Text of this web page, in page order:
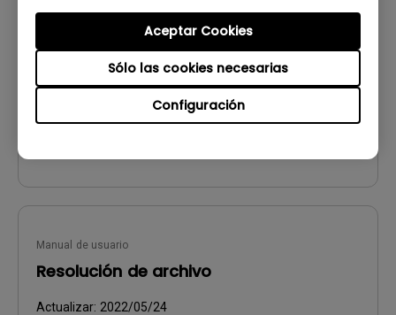
Configuración
Sólo las cookies necesarias
Aceptar Cookies
2026/08/07
Idioma:
Tamaño de archivo:752.9 KB
Versión:
Manual de usuario
Resolución de archivo
Actualizar: 2022/05/24